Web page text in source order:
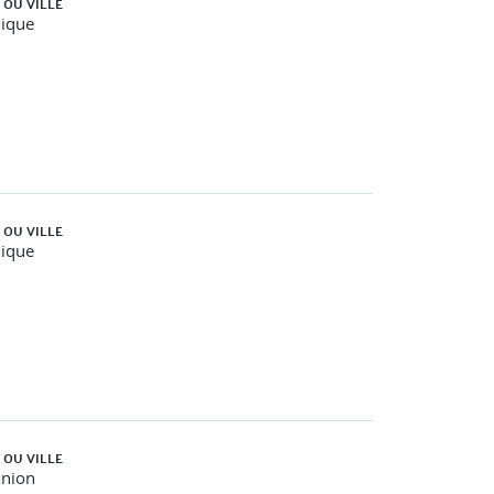
d’un fusible, d’une lampe ou d’un accessoire
OU VILLE
OU VILLE